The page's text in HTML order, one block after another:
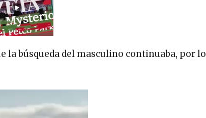
la búsqueda del masculino continuaba, por lo